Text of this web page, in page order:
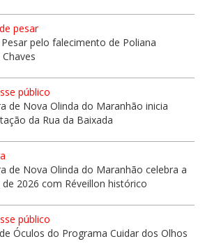
pesar
pelo falecimento de Poliana
público
de Nova Olinda do Maranhão inicia
da Rua da Baixada
de Nova Olinda do Maranhão celebra a
de 2026 com Réveillon histórico
público
Óculos do Programa Cuidar dos Olhos